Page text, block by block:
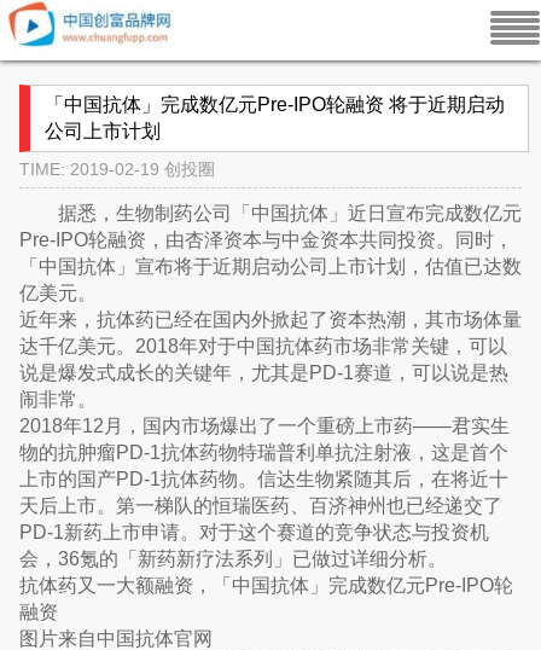
「中国抗体」完成数亿元Pre-IPO轮融资 将于近期启动
公司上市计划
TIME: 2019-02-19 创投圈
据悉，生物制药公司「中国抗体」近日宣布完成数亿元
Pre-IPO轮融资，由杏泽资本与中金资本共同投资。同时，
「中国抗体」宣布将于近期启动公司上市计划，估值已达数
亿美元。
近年来，抗体药已经在国内外掀起了资本热潮，其市场体量
达千亿美元。2018年对于中国抗体药市场非常关键，可以
说是爆发式成长的关键年，尤其是PD-1赛道，可以说是热
闹非常。
2018年12月，国内市场爆出了一个重磅上市药——君实生
物的抗肿瘤PD-1抗体药物特瑞普利单抗注射液，这是首个
上市的国产PD-1抗体药物。信达生物紧随其后，在将近十
天后上市。第一梯队的恒瑞医药、百济神州也已经递交了
PD-1新药上市申请。对于这个赛道的竞争状态与投资机
会，36氪的「新药新疗法系列」已做过详细分析。
抗体药又一大额融资，「中国抗体」完成数亿元Pre-IPO轮
融资
图片来自中国抗体官网